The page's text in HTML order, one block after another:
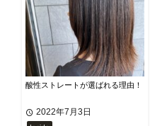
酸性ストレートが選ばれる理由！
2022年7月3日